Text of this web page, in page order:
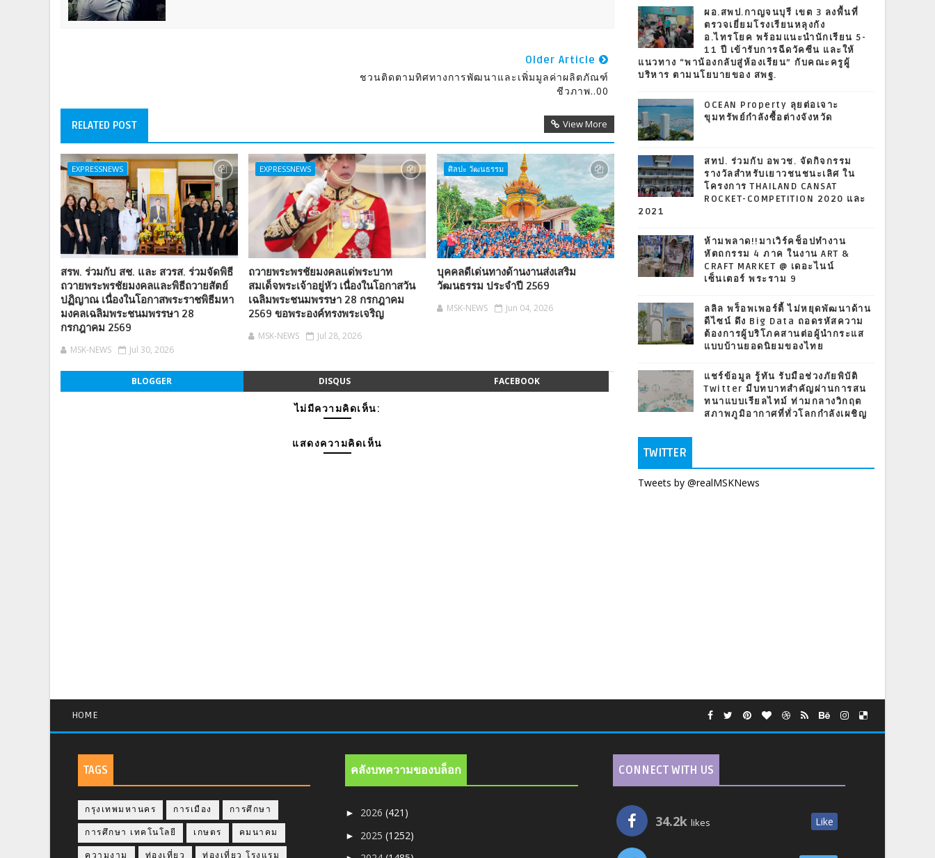
Older Article
ชวนติดตามทิศทางการพัฒนาและเพิ่มมูลค่าผลิตภัณฑ์
ชีวภาพ..00
RELATED POST View More
EXPRESSNEWS
สรพ. ร่วมกับ สช. และ สวรส. ร่วมจัดพิธี
ถวายพระพรชัยมงคลและพิธีถวายสัตย์
ปฏิญาณ เนื่องในโอกาสพระราชพิธีมหา
มงคลเฉลิมพระชนมพรรษา 28
กรกฎาคม 2569
MSK-NEWS Jul 30, 2026
EXPRESSNEWS
ถวายพระพรชัยมงคลแด่พระบาท
สมเด็จพระเจ้าอยู่หัว เนื่องในโอกาสวัน
เฉลิมพระชนมพรรษา 28 กรกฎาคม
2569 ขอพระองค์ทรงพระเจริญ
MSK-NEWS Jul 28, 2026
ศิลปะ วัฒนธรรม
บุคคลดีเด่นทางด้านงานส่งเสริม
วัฒนธรรม ประจำปี 2569
MSK-NEWS Jun 04, 2026
BLOGGER DISQUS FACEBOOK
ไม่มีความคิดเห็น:
แสดงความคิดเห็น
ผอ.สพป.กาญจนบุรี เขต 3 ลงพื้นที่
ตรวจเยี่ยมโรงเรียนหลุงกัง
อ.ไทรโยค พร้อมแนะนำนักเรียน 5-
11 ปี เข้ารับการฉีดวัคซีน และให้
แนวทาง “พาน้องกลับสู่ห้องเรียน” กับคณะครูผู้
บริหาร ตามนโยบายของ สพฐ.
OCEAN Property ลุยต่อเจาะ
ขุมทรัพย์กำลังซื้อต่างจังหวัด
สทป. ร่วมกับ อพวช. จัดกิจกรรม
รางวัลสำหรับเยาวชนชนะเลิศ ใน
โครงการ THAILAND CANSAT
ROCKET-COMPETITION 2020 และ
2021
ห้ามพลาด!!มาเวิร์คช็อปทำงาน
หัตถกรรม 4 ภาค ในงาน ART &
CRAFT MARKET @ เดอะไนน์
เซ็นเตอร์ พระราม 9
ลลิล พร็อพเพอร์ตี้ ไม่หยุดพัฒนาด้าน
ดีไซน์ ดึง Big Data ถอดรหัสความ
ต้องการผู้บริโภคสานต่อผู้นำกระแส
แบบบ้านยอดนิยมของไทย
แชร์ข้อมูล รู้ทัน รับมือช่วงภัยพิบัติ
Twitter มีบทบาทสำคัญผ่านการสน
ทนาแบบเรียลไทม์ ท่ามกลางวิกฤต
สภาพภูมิอากาศที่ทั่วโลกกำลังเผชิญ
TWITTER
Tweets by @realMSKNews
HOME
TAGS
กรุงเทพมหานคร การเมือง การศึกษา
การศึกษา เทคโนโลยี เกษตร คมนาคม
ความงาม ท่องเที่ยว ท่องเที่ยว โรงแรม
คลังบทความของบล็อก
► 2026(421)
► 2025(1252)
CONNECT WITH US
34.2k likes Like